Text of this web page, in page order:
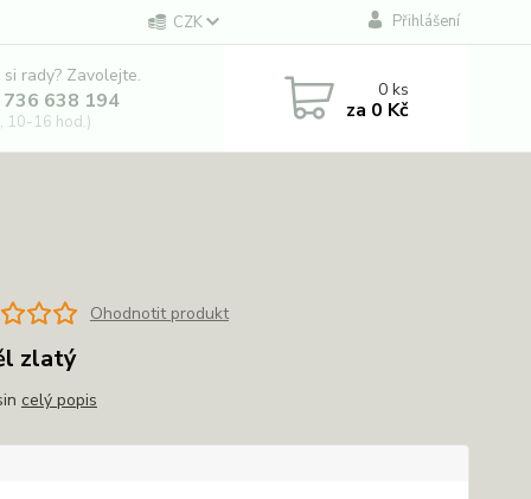
CZK Přihlášení
rady? Zavolejte.
638 194
10-16 hod.)
0ks
za 0 Kč
Ohodnotit produkt
zlatý
celý popis